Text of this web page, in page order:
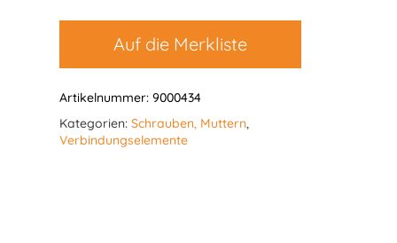
Auf die Merkliste
Artikelnummer: 9000434
Kategorien: Schrauben, Muttern,
Verbindungselemente